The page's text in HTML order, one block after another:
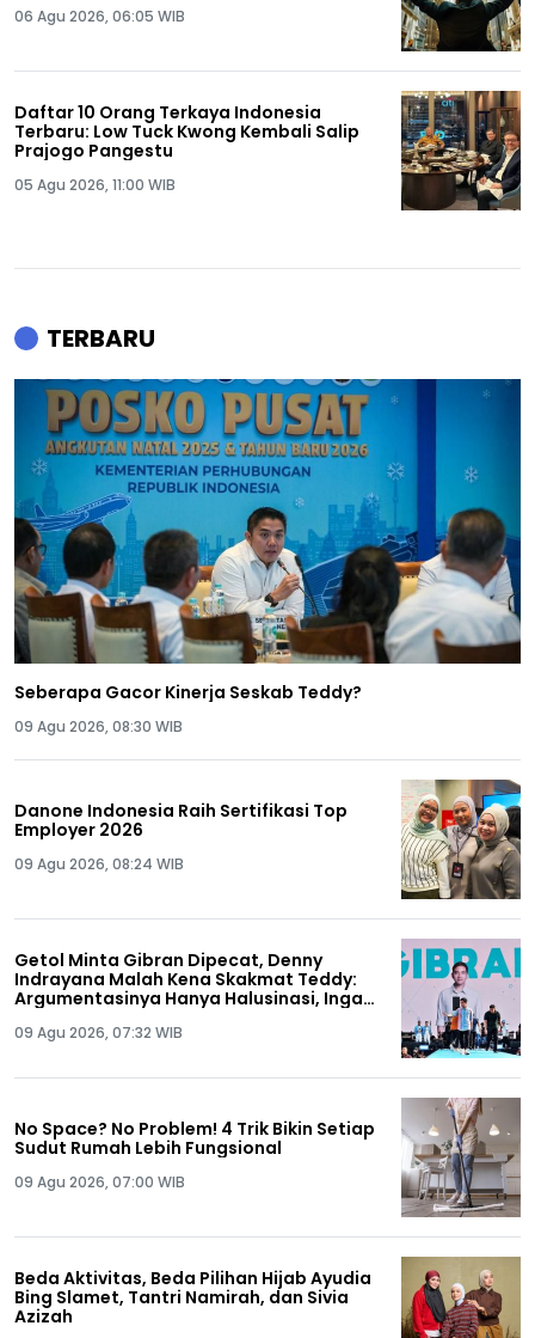
06 Agu 2026, 06:05 WIB
Daftar 10 Orang Terkaya Indonesia
Terbaru: Low Tuck Kwong Kembali Salip
Prajogo Pangestu
05 Agu 2026, 11:00 WIB
TERBARU
Seberapa Gacor Kinerja Seskab Teddy?
09 Agu 2026, 08:30 WIB
Danone Indonesia Raih Sertifikasi Top
Employer 2026
09 Agu 2026, 08:24 WIB
Getol Minta Gibran Dipecat, Denny
Indrayana Malah Kena Skakmat Teddy:
Argumentasinya Hanya Halusinasi, Ingat
09 Agu 2026, 07:32 WIB
No Space? No Problem! 4 Trik Bikin Setiap
Sudut Rumah Lebih Fungsional
09 Agu 2026, 07:00 WIB
Beda Aktivitas, Beda Pilihan Hijab Ayudia
Bing Slamet, Tantri Namirah, dan Sivia
Azizah